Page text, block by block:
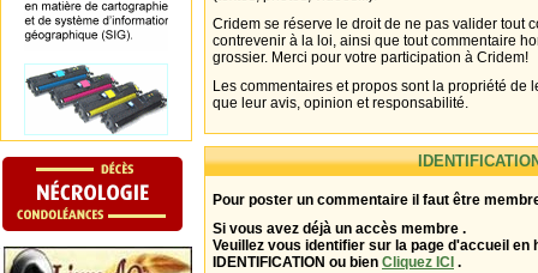
Cridem se réserve le droit de ne pas valider tout
contrevenir à la loi, ainsi que tout commentaire
grossier. Merci pour votre participation à Cridem!
Les commentaires et propos sont la propriété de
que leur avis, opinion et responsabilité.
Pour poster un commentaire il faut être
Si vous avez déjà un accès membre .
Veuillez vous identifier sur la page d'accueil en
IDENTIFICATION ou bien Cliquez ICI .